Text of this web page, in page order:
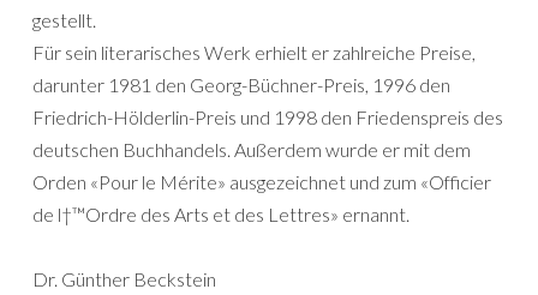
gestellt.
Für sein literarisches Werk erhielt er zahlreiche Preise,
darunter 1981 den Georg-Büchner-Preis, 1996 den
Friedrich-Hölderlin-Preis und 1998 den Friedenspreis des
deutschen Buchhandels. Außerdem wurde er mit dem
Orden «Pour le Mérite» ausgezeichnet und zum «Officier
de l†™Ordre des Arts et des Lettres» ernannt.
Dr. Günther Beckstein